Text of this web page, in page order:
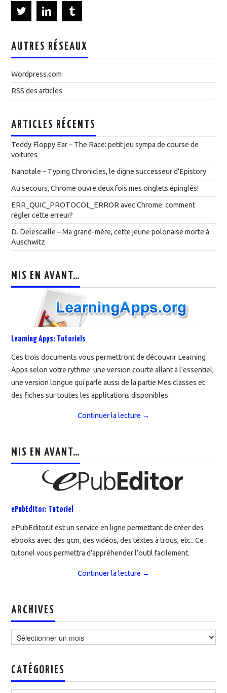
AUTRES RÉSEAUX
Wordpress.com
RSS des articles
ARTICLES RÉCENTS
Teddy Floppy Ear – The Race: petit jeu sympa de course de
voitures
Nanotale – Typing Chronicles, le digne successeur d’Epistory
Au secours, Chrome ouvre deux fois mes onglets épinglés!
ERR_QUIC_PROTOCOL_ERROR avec Chrome: comment
régler cette erreur?
D. Delescaille – Ma grand-mère, cette jeune polonaise morte à
Auschwitz
MIS EN AVANT…
Learning Apps: Tutoriels
Ces trois documents vous permettront de découvrir Learning
Apps selon votre rythme: une version courte allant à l’essentiel,
une version longue qui parle aussi de la partie Mes classes et
des fiches sur toutes les applications disponibles.
Continuer la lecture →
MIS EN AVANT…
ePubEditor: Tutoriel
ePubEditor.it est un service en ligne permettant de créer des
ebooks avec des qcm, des vidéos, des textes à trous, etc.. Ce
tutoriel vous permettra d’appréhender l’outil facilement.
Continuer la lecture →
ARCHIVES
CATÉGORIES